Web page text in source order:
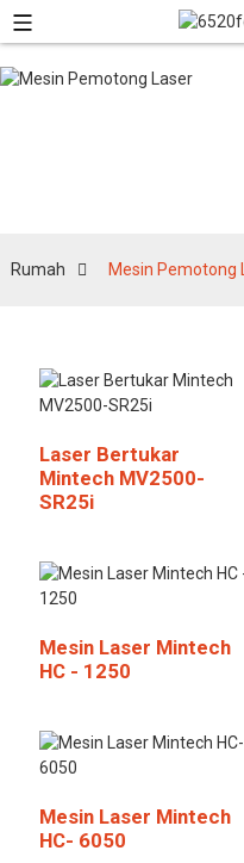
Rumah Mesin Pemotong
Laser Bertukar
Mintech MV2500-
SR25i
Mesin Laser Mintech
HC - 1250
Mesin Laser Mintech
HC- 6050